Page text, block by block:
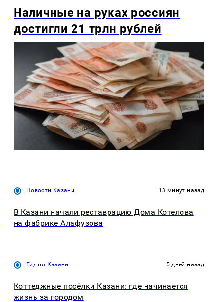
Наличные на руках россиян
достигли 21 трлн рублей
Новости Казани 13 минут назад
В Казани начали реставрацию Дома Котелова
на фабрике Алафузова
Гид по Казани 5 дней назад
Коттеджные посёлки Казани: где начинается
жизнь за городом